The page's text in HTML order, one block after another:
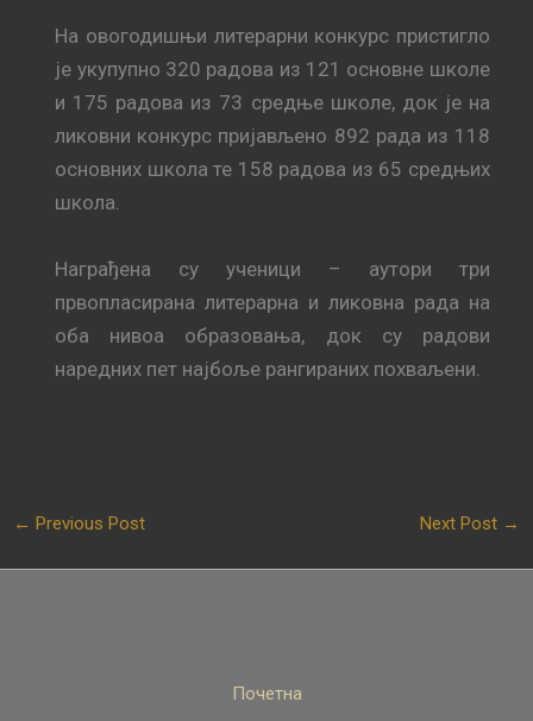
На овогодишњи литерарни конкурс пристигло
је укупупно 320 радова из 121 основне школе
и 175 радова из 73 средње школе, док је на
ликовни конкурс пријављено 892 рада из 118
основних школа те 158 радова из 65 средњих
школа.
Награђена су ученици – аутори три
првопласирана литерарна и ликовна рада на
оба нивоа образовања, док су радови
наредних пет најбоље рангираних похваљени.
← Previous Post Next Post →
Почетна